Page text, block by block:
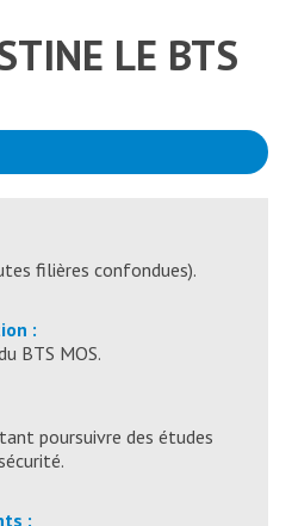
LE BTS
filières confondues).
:
BTS MOS.
poursuivre des études
: